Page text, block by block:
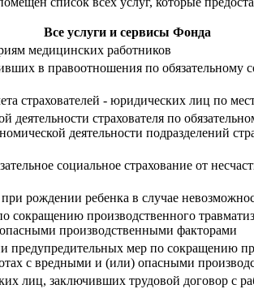
Все услуги и сервисы Фонда
медицинских работников
в правоотношения по
страхователей - юридических лиц по
страхователя по
деятельности подразделений
социальное страхование от
рождении ребенка в случае
производственного
производственными факторами
мер по сокращению
с вредными и (или) опасными
лиц, заключивших трудовой договор с